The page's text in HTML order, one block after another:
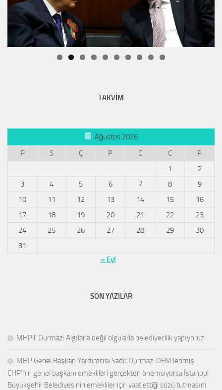
TAKVİM
Ağustos 2026
P
S Ç P C C
P
1
2
3
4 5 6 7 8
9
10
11 12 13 14 15
16
17
18 19 20 21 22
23
24
25 26 27 28 29
30
31
« Eyl
SON YAZILAR
MHP’li Durmaz: Algılarla değil olgularla belediyecilik yapıyoruz
MHP Genel Başkan Yardımcısı Sadir Durmaz: DEM’lenmiş
CHP’nin genel başkanı emeklileri gerçekten önemsiyorsa İstanbul
Büyükşehir Belediyesinin emekliler için vaat ettiği sözü tutmasını